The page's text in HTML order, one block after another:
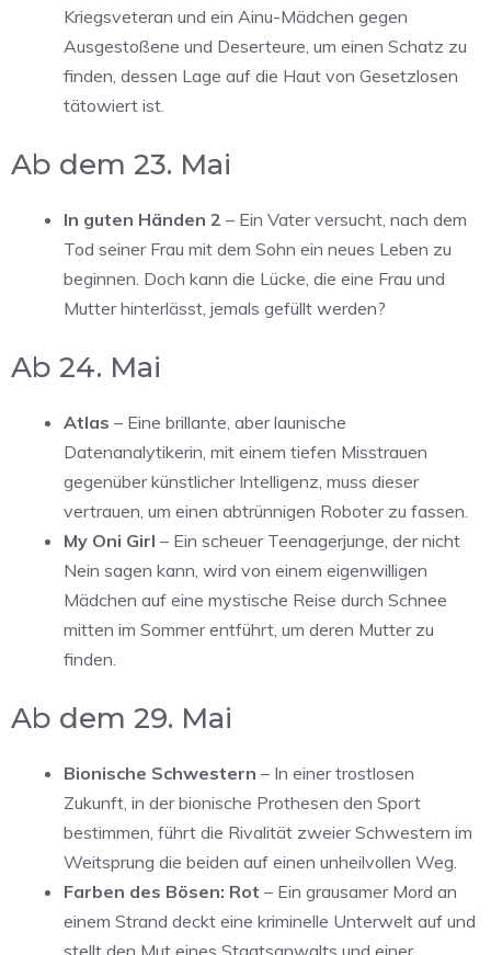
Kriegsveteran und ein Ainu-Mädchen gegen
Ausgestoßene und Deserteure, um einen Schatz zu
finden, dessen Lage auf die Haut von Gesetzlosen
tätowiert ist.
Ab dem 23. Mai
In guten Händen 2 – Ein Vater versucht, nach dem
Tod seiner Frau mit dem Sohn ein neues Leben zu
beginnen. Doch kann die Lücke, die eine Frau und
Mutter hinterlässt, jemals gefüllt werden?
Ab 24. Mai
Atlas – Eine brillante, aber launische
Datenanalytikerin, mit einem tiefen Misstrauen
gegenüber künstlicher Intelligenz, muss dieser
vertrauen, um einen abtrünnigen Roboter zu fassen.
My Oni Girl – Ein scheuer Teenagerjunge, der nicht
Nein sagen kann, wird von einem eigenwilligen
Mädchen auf eine mystische Reise durch Schnee
mitten im Sommer entführt, um deren Mutter zu
finden.
Ab dem 29. Mai
Bionische Schwestern – In einer trostlosen
Zukunft, in der bionische Prothesen den Sport
bestimmen, führt die Rivalität zweier Schwestern im
Weitsprung die beiden auf einen unheilvollen Weg.
Farben des Bösen: Rot – Ein grausamer Mord an
einem Strand deckt eine kriminelle Unterwelt auf und